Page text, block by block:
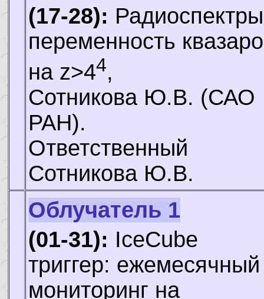
(17-28):
переменность
на z>44,
Сотникова Ю.В. (САО
РАН).
Ответственный
Сотникова Ю.В.
Облучатель 1
(01-31): IceCube
триггер: ежемесячный
мониторинг на